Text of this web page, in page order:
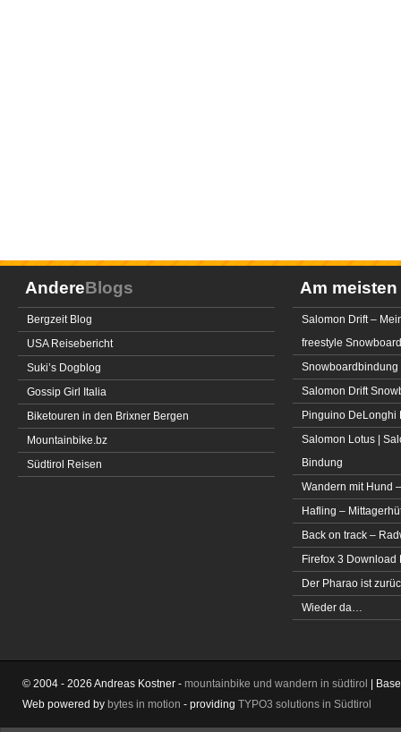
AndereBlogs
Bergzeit Blog
USA Reisebericht
Suki’s Dogblog
Gossip Girl Italia
Biketouren in den Brixner Bergen
Mountainbike.bz
Südtirol Reisen
Am meisten
Salomon Drift –
freestyle Snowboard
Snowboardbindung
Salomon Drift
Pinguino DeLonghi
Salomon Lotus |
Bindung
Wandern mit Hund
Hafling –
Back on track –
Firefox 3 Download
Der Pharao ist
Wieder da…
© 2004 - 2026 Andreas Kostner - mountainbike und wandern in südtirol |
Web powered by bytes in motion - providing TYPO3 solutions in Südtirol